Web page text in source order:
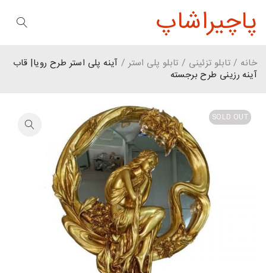
پاچیراشاپ
خانه / تابلو تزئینی / تابلو پلی استر / آینه پلی استر طرح رویا| قاب
آینه رزینی طرح برجسته
SOLD OUT